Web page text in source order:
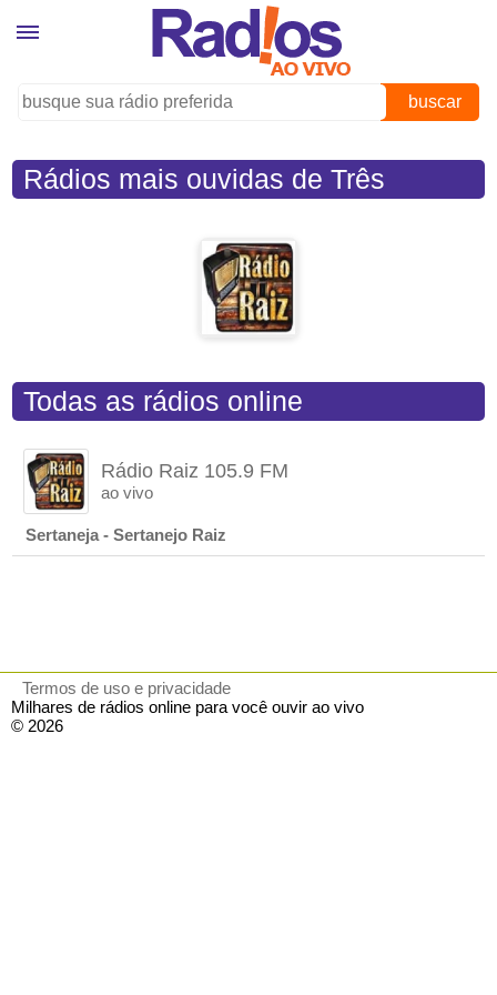
buscar
Rádios mais ouvidas de Três
Todas as rádios online
Rádio Raiz 105.9 FM
ao vivo
Sertaneja - Sertanejo Raiz
Termos de uso e privacidade
Milhares de rádios online para você ouvir ao vivo
© 2026